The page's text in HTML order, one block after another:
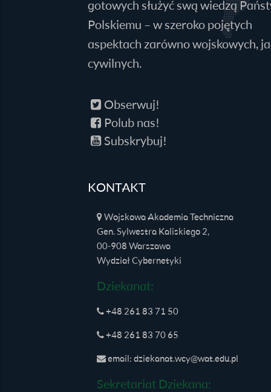
gotowych służyć swą wiedzą
Polskiemu – w szeroko pojętych
aspektach zarówno wojskowych,
cywilnych.
Obserwuj!
Polub nas!
Subskrybuj!
KONTAKT
Wojskowa Akademia Techniczna
Gen. Sylwestra Kaliskiego 2,
00-908 Warszawa
Wydział Cybernetyki
Dziekanat:
+48 261 83 71 50
+48 261 83 70 65
email: dziekanat.wcy@wat.edu.pl
Sekretariat Dziekana: